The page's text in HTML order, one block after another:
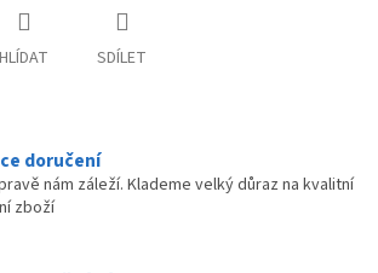
HLÍDAT SDÍLET
doručení
nám záleží. Klademe velký důraz na kvalitní
zboží